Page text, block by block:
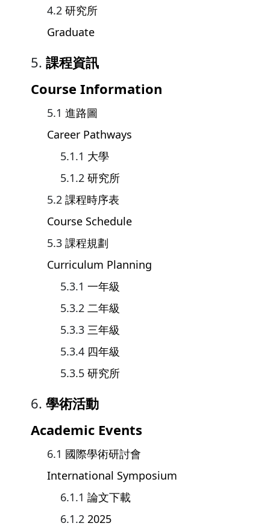
研究所
Graduate
課程資訊
Course Information
進路圖
Career Pathways
大學
研究所
課程時序表
Course Schedule
課程規劃
Curriculum Planning
一年級
二年級
三年級
四年級
研究所
學術活動
Academic Events
國際學術研討會
International Symposium
論文下載
2025